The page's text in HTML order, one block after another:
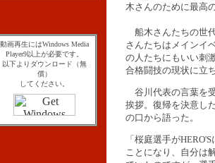
動画再生にはWindows Media
Player9以上が必要です。
以下よりダウンロード（無
償）
してください。
木さんのために最高
船木さんたちの世
さんたちはメインイ
の人たちにもいい刺
合格闘技の現状に立
谷川代表の言葉を
挨拶。復帰を決意し
の口から語った。
「桜庭選手が
ことになり、自分は